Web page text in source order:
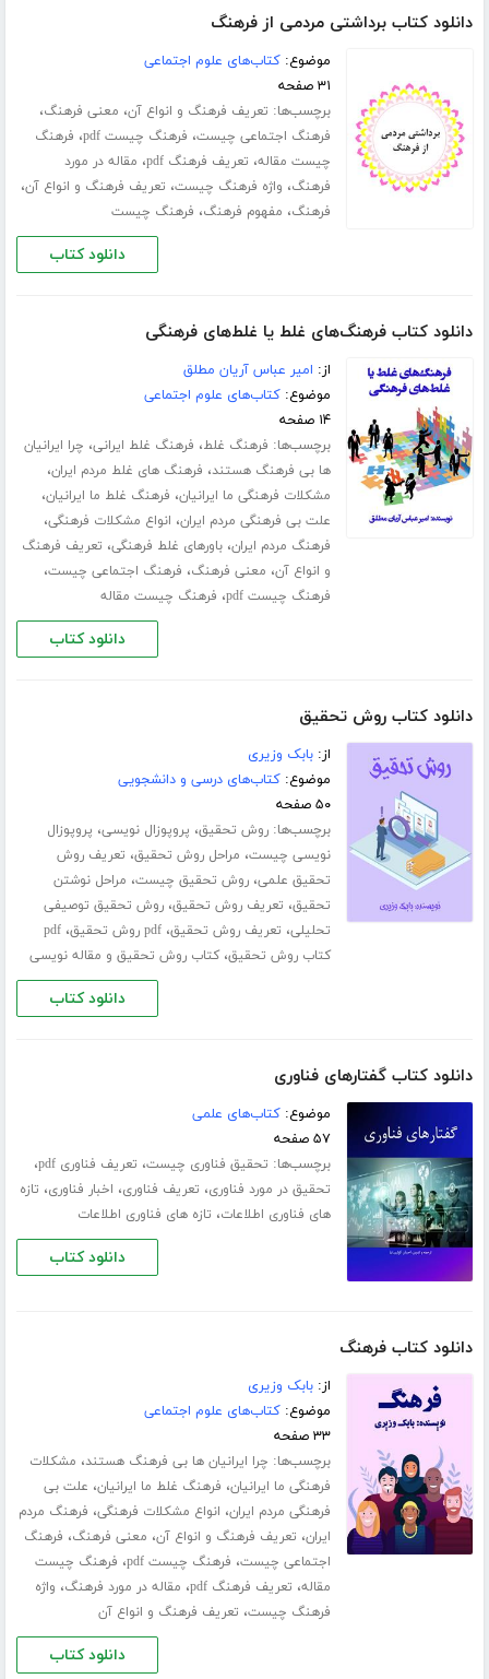
دانلود کتاب برداشتی مردمی از فرهنگ
موضوع:کتاب‌های علوم اجتماعی
۳۱ صفحه
برچسب‌ها: تعریف فرهنگ و انواع آن، معنی فرهنگ،
فرهنگ اجتماعی چیست، فرهنگ چیست pdf ، فرهنگ
چیست مقاله، تعریف فرهنگ pdf ، مقاله در مورد
فرهنگ، واژه فرهنگ چیست، تعریف فرهنگ و انواع آن،
فرهنگ، مفهوم فرهنگ، فرهنگ چیست
دانلود کتاب
دانلود کتاب فرهنگ‌های غلط یا غلط‌های فرهنگی
از: امیر عباس آریان مطلق
موضوع:کتاب‌های علوم اجتماعی
۱۴ صفحه
برچسب‌ها: فرهنگ غلط، فرهنگ غلط ایرانی، چرا ایرانیان
ها بی فرهنگ هستند، فرهنگ های غلط مردم ایران،
مشکلات فرهنگی ما ایرانیان، فرهنگ غلط ما ایرانیان،
علت بی فرهنگی مردم ایران، انواع مشکلات فرهنگی،
فرهنگ مردم ایران،باورهای غلط فرهنگی، تعریف فرهنگ
و انواع آن، معنی فرهنگ، فرهنگ اجتماعی چیست،
فرهنگ چیست pdf ، فرهنگ چیست مقاله
دانلود کتاب
دانلود کتاب روش تحقیق
از:بابک وزیری
موضوع:کتاب‌های درسی و دانشجویی
۵۰ صفحه
برچسب‌ها:روش تحقیق، پروپوزال نویسی، پروپوزال
نویسی چیست، مراحل روش تحقیق، تعریف روش
تحقیق علمی،روش تحقیق چیست، مراحل نوشتن
تحقیق، تعریف روش تحقیق،روش تحقیق توصیفی
تحلیلی، تعریف روش تحقیق،pdf روش تحقیق ،pdf
کتاب روش تحقیق،کتاب روش تحقیق و مقاله نویسی
دانلود کتاب
دانلود کتاب گفتارهای فناوری
موضوع:کتاب‌های علمی
۵۷ صفحه
برچسب‌ها: تحقیق فناوری چیست، تعریف فناوری pdf ،
تحقیق در مورد فناوری، تعریف فناوری، اخبار فناوری، تازه
های فناوری اطلاعات، تازه های فناوری اطلاعات
دانلود کتاب
دانلود کتاب فرهنگ
از:بابک وزیری
موضوع:کتاب‌های علوم اجتماعی
۳۳ صفحه
برچسب‌ها: چرا ایرانیان ها بی فرهنگ هستند، مشکلات
فرهنگی ما ایرانیان، فرهنگ غلط ما ایرانیان، علت بی
فرهنگی مردم ایران، انواع مشکلات فرهنگی، فرهنگ مردم
ایران، تعریف فرهنگ و انواع آن، معنی فرهنگ، فرهنگ
اجتماعی چیست، فرهنگ چیست pdf ، فرهنگ چیست
مقاله، تعریف فرهنگ pdf ، مقاله در مورد فرهنگ، واژه
فرهنگ چیست، تعریف فرهنگ و انواع آن
دانلود کتاب